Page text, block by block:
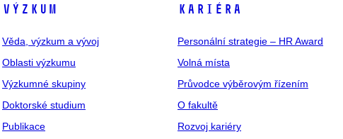
VÝZKUM
Věda, výzkum a vývoj
Oblasti výzkumu
Výzkumné skupiny
Doktorské studium
Publikace
KARIÉRA
Personální strategie – HR Award
Volná místa
Průvodce výběrovým řízením
O fakultě
Rozvoj kariéry